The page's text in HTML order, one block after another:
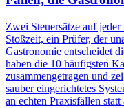
Zwei Steuersätze auf
Stoßzeit, ein Prüfer, der
Gastronomie entscheidet
haben die 10 häufigsten
zusammengetragen und
sauber eingerichtetes
an echten Praxisfällen